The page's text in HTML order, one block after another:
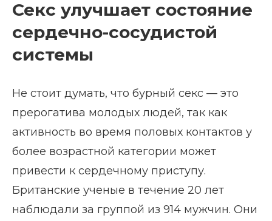
Секс улучшает состояние
сердечно-сосудистой
системы
Не стоит думать, что бурный секс — это
прерогатива молодых людей, так как
активность во время половых контактов у
более возрастной категории может
привести к сердечному приступу.
Британские ученые в течение 20 лет
наблюдали за группой из 914 мужчин. Они